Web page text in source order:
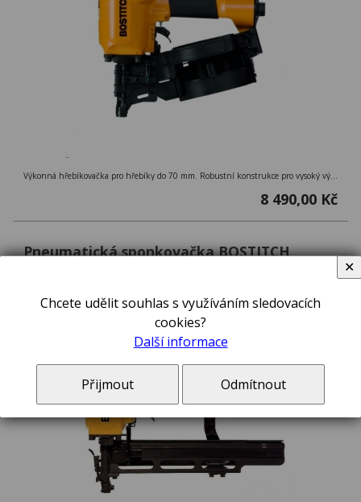
Výkonná hřebíkovačka pro hřebíky do 70 mm. Robustní konstrukce pro vysoký výkon a odolnost.
8 490,00 Kč
Pneumatická sponkovačka BOSTITCH
Chcete udělit souhlas s využíváním sledovacích
cookies?
Další informace
Přijmout Odmítnout
✕